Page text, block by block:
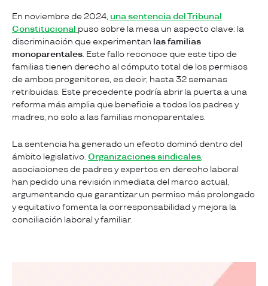
En noviembre de 2024, una sentencia del Tribunal
Constitucional puso sobre la mesa un aspecto clave: la
discriminación que experimentan las familias
monoparentales. Este fallo reconoce que este tipo de
familias tienen derecho al cómputo total de los permisos
de ambos progenitores, es decir, hasta 32 semanas
retribuidas. Este precedente podría abrir la puerta a una
reforma más amplia que beneficie a todos los padres y
madres, no solo a las familias monoparentales.
La sentencia ha generado un efecto dominó dentro del
ámbito legislativo. Organizaciones sindicales,
asociaciones de padres y expertos en derecho laboral
han pedido una revisión inmediata del marco actual,
argumentando que garantizar un permiso más prolongado
y equitativo fomenta la corresponsabilidad y mejora la
conciliación laboral y familiar.